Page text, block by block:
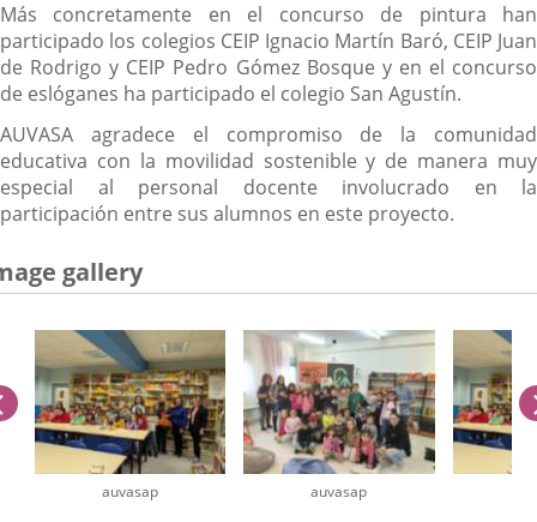
Más concretamente en el concurso de pintura han
participado los colegios CEIP Ignacio Martín Baró, CEIP Juan
de Rodrigo y CEIP Pedro Gómez Bosque y en el concurso
de eslóganes ha participado el colegio San Agustín.
AUVASA agradece el compromiso de la comunidad
educativa con la movilidad sostenible y de manera muy
especial al personal docente involucrado en la
participación entre sus alumnos en este proyecto.
gallery
auvasap auvasap
previus